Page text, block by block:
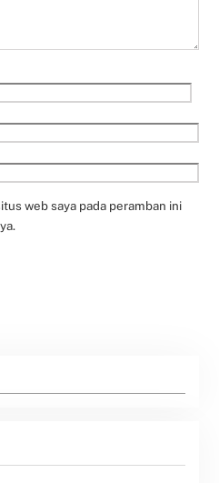
web saya pada peramban ini